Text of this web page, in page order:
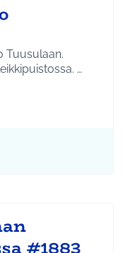
Tuusulaan.
Puistossa voisi kiipeillä ja leikkiä leikkipuistossa. …
Tuusula
mukaan: Ympäristö